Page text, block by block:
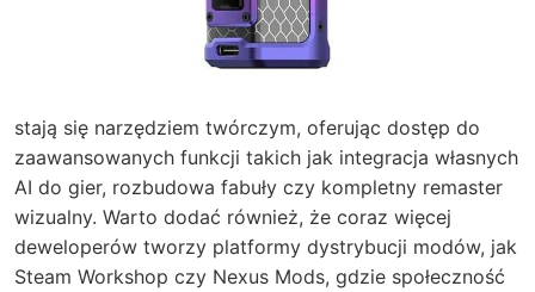
stają się narzędziem twórczym, oferując dostęp do
zaawansowanych funkcji takich jak integracja własnych
AI do gier, rozbudowa fabuły czy kompletny remaster
wizualny. Warto dodać również, że coraz więcej
deweloperów tworzy platformy dystrybucji modów, jak
Steam Workshop czy Nexus Mods, gdzie społeczność